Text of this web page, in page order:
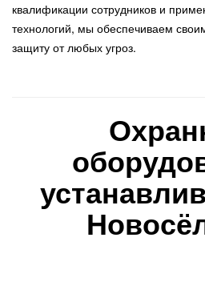
квалификации сотрудников и
технологий, мы обеспечиваем
защиту от любых угроз.